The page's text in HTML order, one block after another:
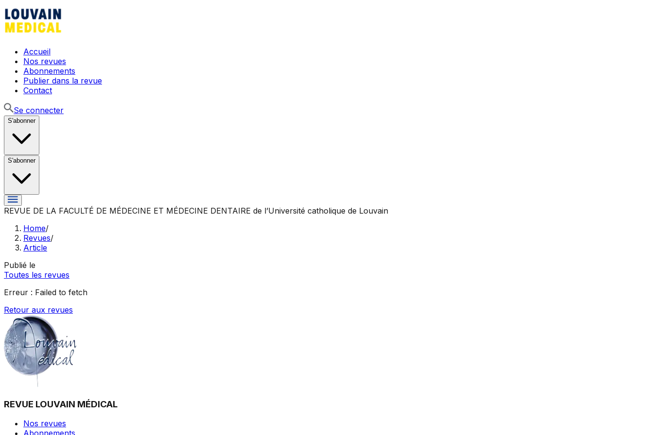
Accueil
Nos revues
Abonnements
Publier dans la revue
Contact
Se connecter
S'abonner
S'abonner
REVUE DE LA FACULTÉ DE MÉDECINE ET MÉDECINE DENTAIRE de l’Université catholique de Louvain
Home/
Revues/
Article
Publié le
Toutes les revues
Erreur : Failed to fetch
Retour aux revues
REVUE LOUVAIN MÉDICAL
Nos revues